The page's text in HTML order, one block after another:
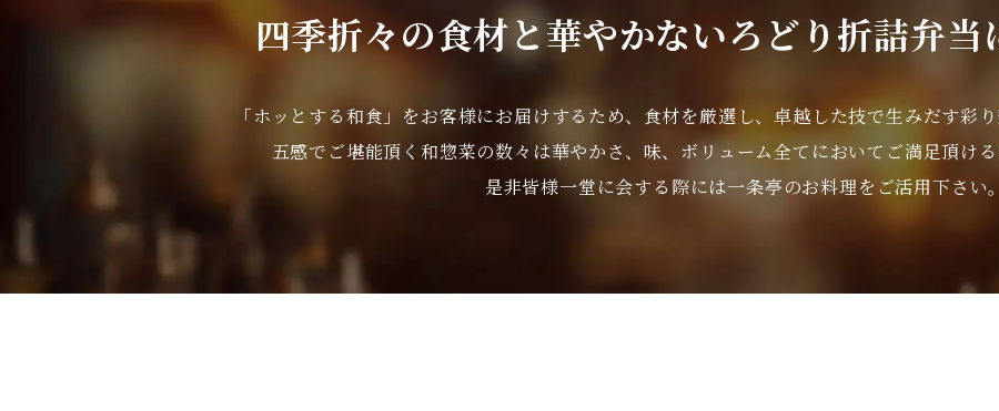
四季折々の食材と華やかないろどり折詰弁当
「ホッとする和食」をお客様にお届けするため、 食材を厳選し、卓越した技で生みだす彩
五感でご堪能頂く和惣菜の数々は華やかさ、 味、ボリューム全てにおいて ご満足頂け
是非皆様一堂に会する際には一条亭のお料理をご活用下さい。